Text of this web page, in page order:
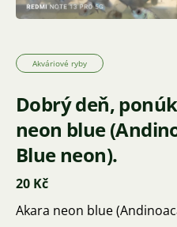
Akváriové ryby
Dobrý deň,
neon blue
Blue neon).
20 Kč
Akara neon blue